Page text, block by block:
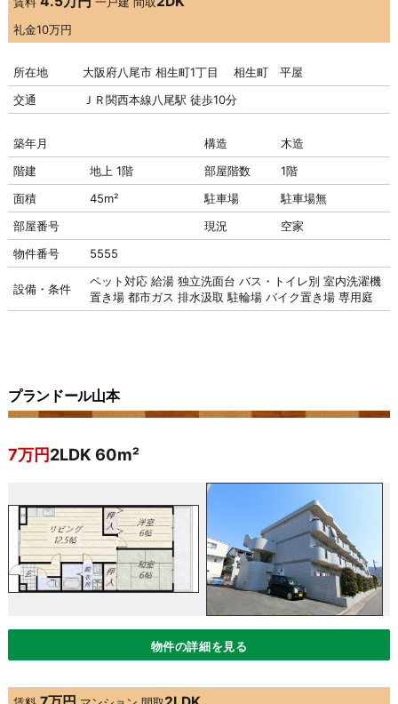
礼金10万円
所在地
大阪府八尾市 相生町1丁目 相生町 平屋
交通
ＪＲ関西本線八尾駅 徒歩10分
築年月 構造
木造
階建
地上 1階 部屋階数
1階
面積
45m² 駐車場 駐車場無
部屋番号
現況
空家
物件番号
5555
設備・条件
ペット対応 給湯 独立洗面台 バス・トイレ別 室内洗濯機
置き場 都市ガス 排水汲取 駐輪場 バイク置き場 専用庭
プランドール山本
7万円2LDK 60m²
物件の詳細を見る